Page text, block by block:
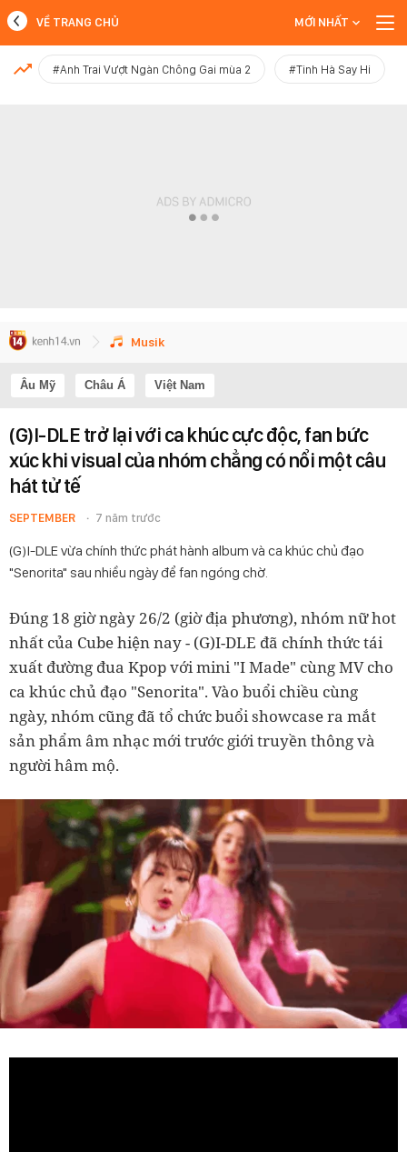
MỚI NHẤT
VỀ TRANG CHỦ MỚI NHẤT
#Anh Trai Vượt Ngàn Chông Gai mùa 2 #Tinh Hà Say Hi
Musik
Âu Mỹ Châu Á Việt Nam
(G)I-DLE trở lại với ca khúc cực độc, fan bức
xúc khi visual của nhóm chẳng có nổi một câu
hát tử tế
SEPTEMBER 7 năm trước
(G)I-DLE vừa chính thức phát hành album và ca khúc chủ đạo
"Senorita" sau nhiều ngày để fan ngóng chờ.
Đúng 18 giờ ngày 26/2 (giờ địa phương), nhóm nữ hot
nhất của Cube hiện nay - (G)I-DLE đã chính thức tái
xuất đường đua Kpop với mini "I Made" cùng MV cho
ca khúc chủ đạo "Senorita". Vào buổi chiều cùng
ngày, nhóm cũng đã tổ chức buổi showcase ra mắt
sản phẩm âm nhạc mới trước giới truyền thông và
người hâm mộ.